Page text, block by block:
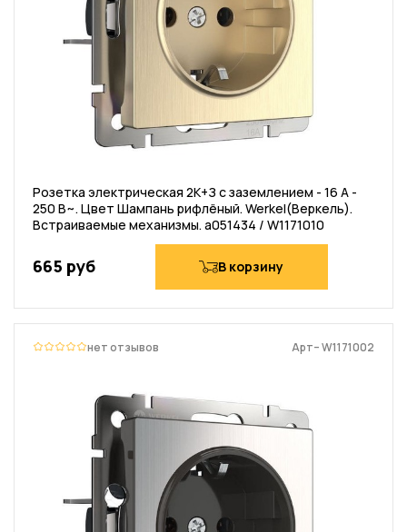
Розетка электрическая 2К+З с заземлением - 16 А -
250 В~. Цвет Шампань рифлёный. Werkel(Веркель).
Встраиваемые механизмы. a051434 / W1171010
665 руб В корзину
нет отзывов Арт– W1171002